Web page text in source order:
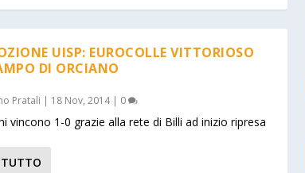
UISP: EUROCOLLE VITTORIOSO
DI ORCIANO
Pratali | 18 Nov, 2014| 0
vincono 1-0 grazie alla rete di Billi ad inizio ripresa
TUTTO